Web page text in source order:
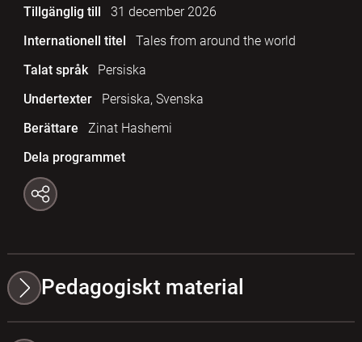
Tillgänglig till
31 december 2026
Internationell titel
Tales from around the world
Talat språk
Persiska
Undertexter
Persiska, Svenska
Berättare
Zinat Hashemi
Dela programmet
Pedagogiskt material